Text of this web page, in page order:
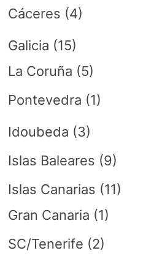
Cáceres (4)
Galicia (15)
La Coruña (5)
Pontevedra (1)
Idoubeda (3)
Islas Baleares (9)
Islas Canarias (11)
Gran Canaria (1)
SC/Tenerife (2)